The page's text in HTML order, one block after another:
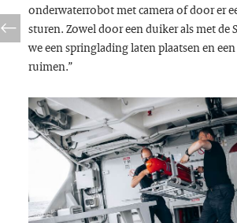
onderwaterrobot met camera of door er
sturen. Zowel door een duiker als met de
we een springlading laten plaatsen en
ruimen.”